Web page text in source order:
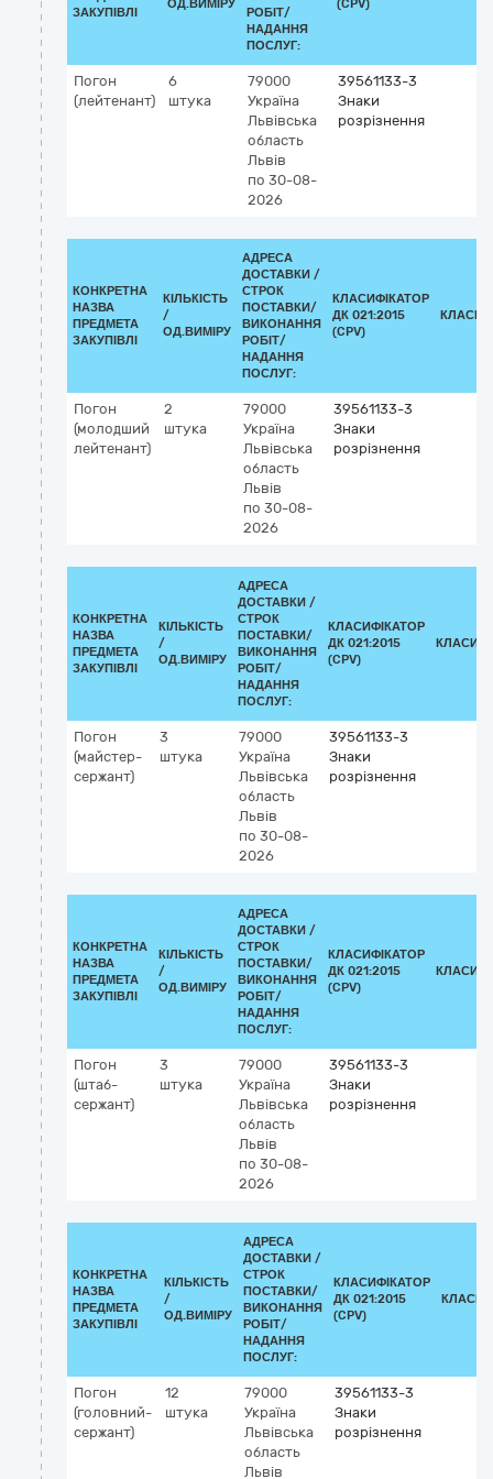
ЗАКУПІВЛІ
ОД.ВИМІРУ
РОБІТ/
НАДАННЯ
ПОСЛУГ:
(CPV)
Погон
(лейтенант)
6
штука
79000
Україна
Львівська
область
Львів
по 30-08-
2026
39561133-3
Знаки
розрізнення
КОНКРЕТНА
НАЗВА
ПРЕДМЕТА
ЗАКУПІВЛІ
КІЛЬКІСТЬ
/
ОД.ВИМІРУ
АДРЕСА
ДОСТАВКИ /
СТРОК
ПОСТАВКИ/
ВИКОНАННЯ
РОБІТ/
НАДАННЯ
ПОСЛУГ:
КЛАСИФІКАТОР
ДК 021:2015
(CPV)
Погон
(молодший
лейтенант)
2
штука
79000
Україна
Львівська
область
Львів
по 30-08-
2026
39561133-3
Знаки
розрізнення
КОНКРЕТНА
НАЗВА
ПРЕДМЕТА
ЗАКУПІВЛІ
КІЛЬКІСТЬ
/
ОД.ВИМІРУ
АДРЕСА
ДОСТАВКИ /
СТРОК
ПОСТАВКИ/
ВИКОНАННЯ
РОБІТ/
НАДАННЯ
ПОСЛУГ:
КЛАСИФІКАТОР
ДК 021:2015
(CPV)
Погон
(майстер-
сержант)
3
штука
79000
Україна
Львівська
область
Львів
по 30-08-
2026
39561133-3
Знаки
розрізнення
КОНКРЕТНА
НАЗВА
ПРЕДМЕТА
ЗАКУПІВЛІ
КІЛЬКІСТЬ
/
ОД.ВИМІРУ
АДРЕСА
ДОСТАВКИ /
СТРОК
ПОСТАВКИ/
ВИКОНАННЯ
РОБІТ/
НАДАННЯ
ПОСЛУГ:
КЛАСИФІКАТОР
ДК 021:2015
(CPV)
Погон
(штаб-
сержант)
3
штука
79000
Україна
Львівська
область
Львів
по 30-08-
2026
39561133-3
Знаки
розрізнення
КОНКРЕТНА
НАЗВА
ПРЕДМЕТА
ЗАКУПІВЛІ
КІЛЬКІСТЬ
/
ОД.ВИМІРУ
АДРЕСА
ДОСТАВКИ /
СТРОК
ПОСТАВКИ/
ВИКОНАННЯ
РОБІТ/
НАДАННЯ
ПОСЛУГ:
КЛАСИФІКАТОР
ДК 021:2015
(CPV)
Погон
(головний-
сержант)
12
штука
79000
Україна
Львівська
область
Львів
39561133-3
Знаки
розрізнення